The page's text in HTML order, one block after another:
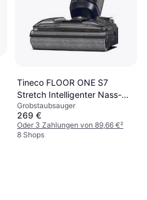
Tineco FLOOR ONE S7
Stretch Intelligenter Nass-
und Trockensauger
Grobstaubsauger
269 €
Oder 3 Zahlungen von 89,66 €²
8 Shops